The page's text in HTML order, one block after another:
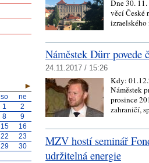
Dne 30.
věcí České
Náměstek Dürr povede
24.11.2017 / 15:26
Kdy:
Náměstek
prosince
zahraničí,
MZV hostí seminář
udržitelná energie
►
so
ne
1
2
8
9
15
16
22
23
29
30